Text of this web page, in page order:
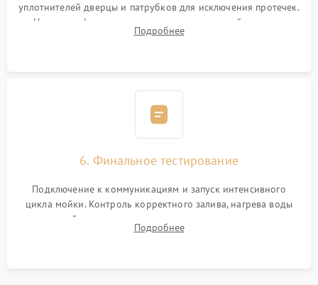
уплотнителей дверцы и патрубков для исключения протечек.
Надежная фиксация хомутов гидравлической системы,
сборка корпуса и установка датчика поплавка.
Подробнее
6. Финальное тестирование
Подключение к коммуникациям и запуск интенсивного
цикла мойки. Контроль корректного залива, нагрева воды
до нужной температуры, отсутствия посторонних шумов,
штатного слива и абсолютной сухости в поддоне.
Подробнее